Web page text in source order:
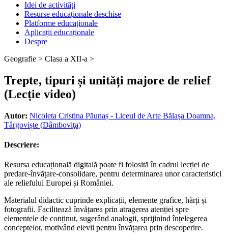
Idei de activități
Resurse educaționale deschise
Platforme educaționale
Aplicații educaționale
Despre
Geografie > Clasa a XII-a >
Trepte, tipuri și unități majore de relief
(Lecție video)
Autor: Nicoleta Cristina Păunaș - Liceul de Arte Bălașa Doamna,
Târgoviște (Dâmboviţa)
Descriere:
Resursa educațională digitală poate fi folosită în cadrul lecției de
predare-învățare-consolidare, pentru determinarea unor caracteristici
ale reliefului Europei și României.
Materialul didactic cuprinde explicații, elemente grafice, hărți și
fotografii. Facilitează învățarea prin atragerea atenției spre
elementele de conținut, sugerând analogii, sprijinind înțelegerea
conceptelor, motivând elevii pentru învățarea prin descoperire.